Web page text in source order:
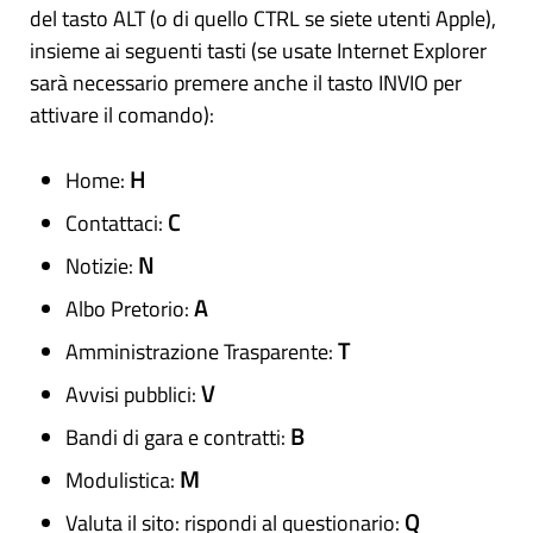
del tasto ALT (o di quello CTRL se siete utenti Apple),
insieme ai seguenti tasti (se usate Internet Explorer
sarà necessario premere anche il tasto INVIO per
attivare il comando):
Home: H
Contattaci: C
Notizie: N
Albo Pretorio:A
Amministrazione Trasparente:T
Avvisi pubblici:V
Bandi di gara e contratti: B
Modulistica: M
Valuta il sito: rispondi al questionario: Q